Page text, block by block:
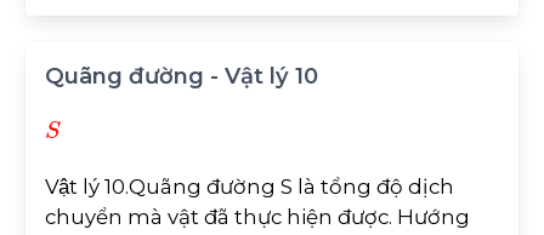
Quãng đường - Vật lý 10
S
Vật lý 10.Quãng đường S là tổng độ dịch
chuyển mà vật đã thực hiện được. Hướng